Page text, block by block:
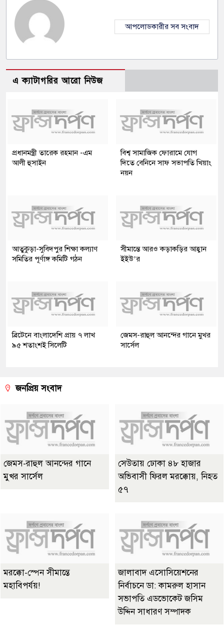
আপলোডকারীর সব সংবাদ
এ ক্যাটাগরির আরো নিউজ
প্রধানমন্ত্রী তারেক রহমান -এম
আলী হুসাইন
বিশ্ব সামাজিক ফোরামে যোগ
দিতে বেনিনে সাফ সভাপতি খিয়াং
নয়ন
আতুকুড়া-সুবিদপুর শিক্ষা কল্যাণ
সমিতির পূর্ণাঙ্গ কমিটি গঠন
সীমান্তে আরও কড়াকড়ির আহ্বান
ইইউ’র
ব্রিটেনে বাংলাদেশি প্রায় ৭ লাখ
৯৫ শতাংশই সিলেটি
জেমস-রাহুল আনন্দের গানে মুখর
সার্সেল
জনপ্রিয় সংবাদ
জেমস-রাহুল আনন্দের গানে
মুখর সার্সেল
সেউতায় ঢোকা ৪৮ হাজার
অভিবাসী ফিরল মরক্কোয়, নিহত
৫৭
মরক্কো-স্পেন সীমান্তে
মহাবিপর্যয়!
জালাবাদ এসোসিয়েশনের
নির্বাচনে ডা: কামরুল হাসান
সভাপতি এডভোকেট জসিম
উদ্দিন সাধারণ সম্পাদক